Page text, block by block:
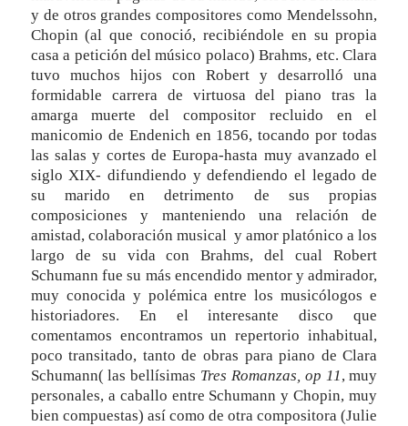
y de otros grandes compositores como Mendelssohn,
Chopin (al que conoció, recibiéndole en su propia
casa a petición del músico polaco) Brahms, etc. Clara
tuvo muchos hijos con Robert y desarrolló una
formidable carrera de virtuosa del piano tras la
amarga muerte del compositor recluido en el
manicomio de Endenich en 1856, tocando por todas
las salas y cortes de Europa-hasta muy avanzado el
siglo XIX- difundiendo y defendiendo el legado de
su marido en detrimento de sus propias
composiciones y manteniendo una relación de
amistad, colaboración musical y amor platónico a los
largo de su vida con Brahms, del cual Robert
Schumann fue su más encendido mentor y admirador,
muy conocida y polémica entre los musicólogos e
historiadores. En el interesante disco que
comentamos encontramos un repertorio inhabitual,
poco transitado, tanto de obras para piano de Clara
Schumann( las bellísimas Tres Romanzas, op 11, muy
personales, a caballo entre Schumann y Chopin, muy
bien compuestas) así como de otra compositora (Julie